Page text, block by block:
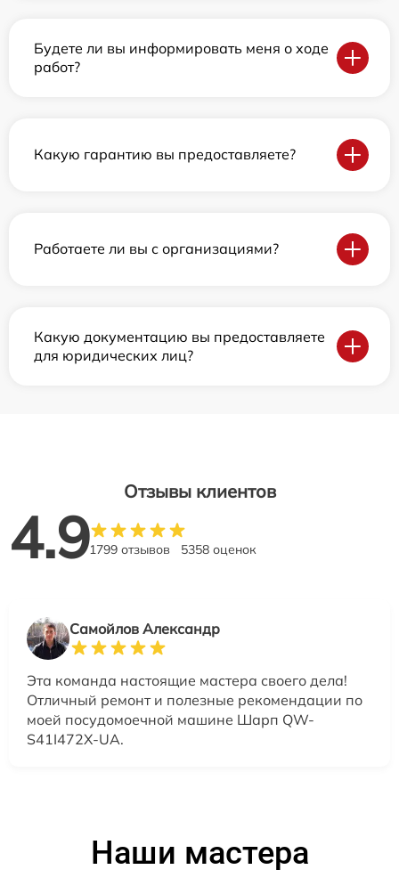
Будете ли вы информировать меня о ходе
работ?
Какую гарантию вы предоставляете?
Работаете ли вы с организациями?
Какую документацию вы предоставляете
для юридических лиц?
Отзывы клиентов
4.91799 отзывов 5358 оценок
Самойлов Александр
Эта команда настоящие мастера своего дела!
Отличный ремонт и полезные рекомендации по
моей посудомоечной машине Шарп QW-
S41I472X-UA.
Наши мастера